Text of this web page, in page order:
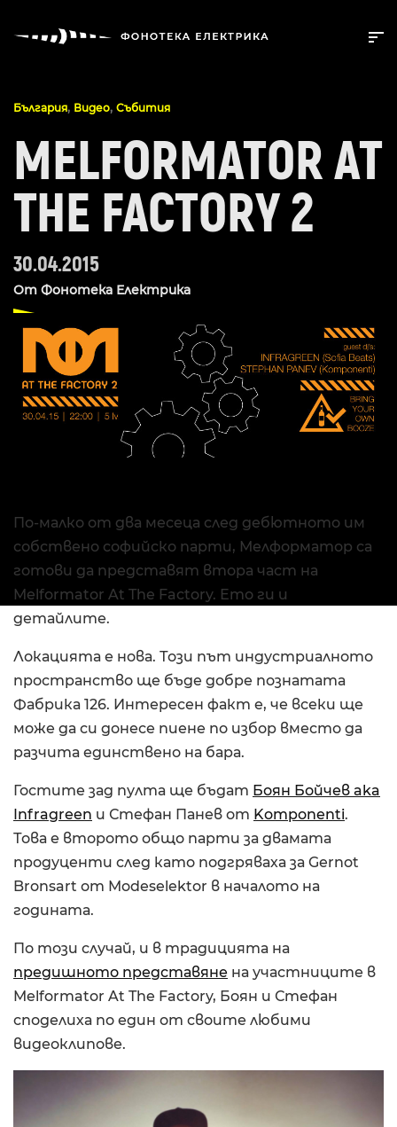
България, Видео, Събития
MELFORMATOR AT
THE FACTORY 2
30.04.2015
От Фонотека Електрика
По-малко от два месеца след дебютното им
собствено софийско парти, Мелформатор са
готови да представят втора част на
Melformator At The Factory. Ето ги и
детайлите.
Локацията е нова. Този път индустриалното
пространство ще бъде добре познатата
Фабрика 126. Интересен факт е, че всеки ще
може да си донесе пиене по избор вместо да
разчита единствено на бара.
Гостите зад пулта ще бъдат Боян Бойчев aka
Infragreen и Стефан Панев от Komponenti.
Това е второто общо парти за двамата
продуценти след като подгряваха за Gernot
Bronsart от Modeselektor в началото на
годината.
По този случай, и в традицията на
предишното представяне на участниците в
Melformator At The Factory, Боян и Стефан
споделиха по един от своите любими
видеоклипове.